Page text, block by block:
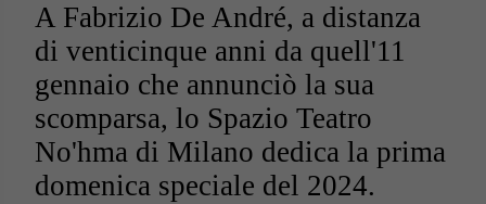
A Fabrizio De André, a distanza
di venticinque anni da quell'11
gennaio che annunciò la sua
scomparsa, lo Spazio Teatro
No'hma di Milano dedica la prima
domenica speciale del 2024.